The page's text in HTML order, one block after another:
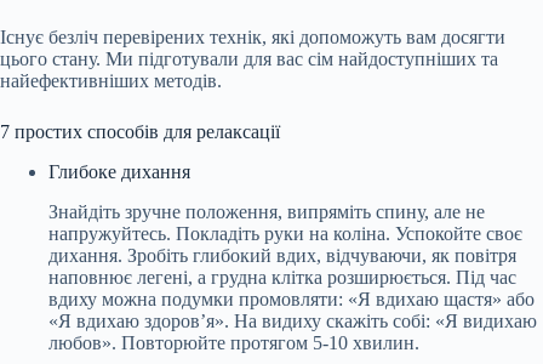
Існує безліч перевірених технік, які допоможуть вам досягти
цього стану. Ми підготували для вас сім найдоступніших та
найефективніших методів.
7 простих способів для релаксації
Глибоке дихання
Знайдіть зручне положення, випряміть спину, але не
напружуйтесь. Покладіть руки на коліна. Успокойте своє
дихання. Зробіть глибокий вдих, відчуваючи, як повітря
наповнює легені, а грудна клітка розширюється. Під час
вдиху можна подумки промовляти: «Я вдихаю щастя» або
«Я вдихаю здоров’я». На видиху скажіть собі: «Я видихаю
любов». Повторюйте протягом 5-10 хвилин.